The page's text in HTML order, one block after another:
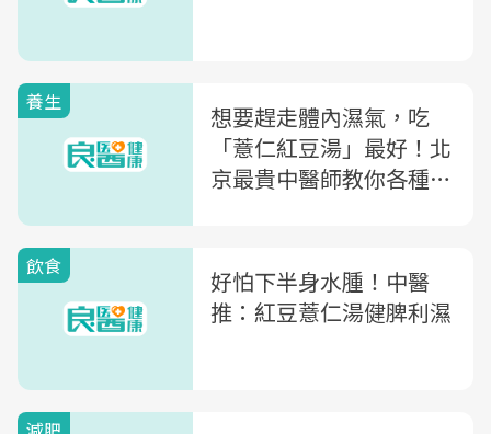
養生
想要趕走體內濕氣，吃
「薏仁紅豆湯」最好！北
京最貴中醫師教你各種體
飲食
好怕下半身水腫！中醫
推：紅豆薏仁湯健脾利濕